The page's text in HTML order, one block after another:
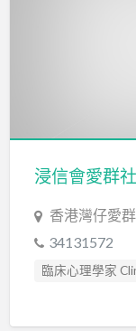
香港灣仔愛
34131572
臨床心理學家